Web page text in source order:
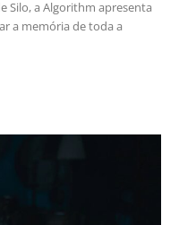
Silo, a Algorithm apresenta
a memória de toda a